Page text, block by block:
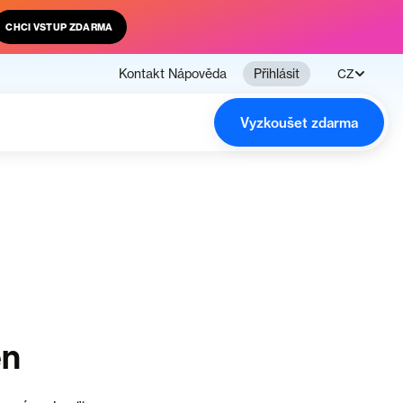
CHCI VSTUP ZDARMA
Kontakt Nápověda Přihlásit CZ
Vyzkoušet zdarma